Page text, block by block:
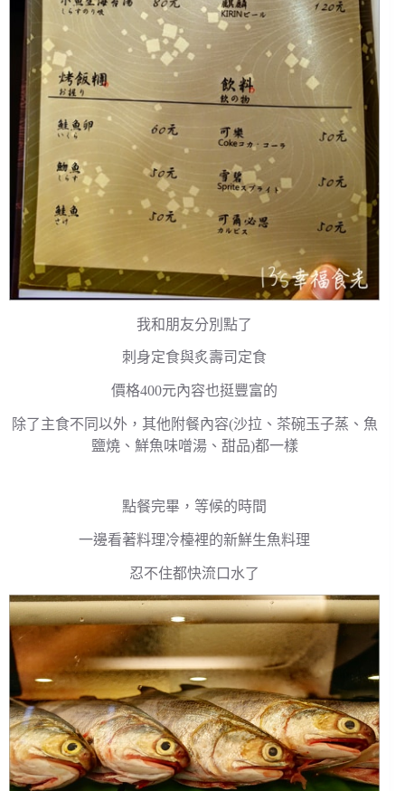
我和朋友分別點了
刺身定食與炙壽司定食
價格400元內容也挺豐富的
除了主食不同以外，其他附餐內容(沙拉、茶碗玉子蒸、魚
鹽燒、鮮魚味噌湯、甜品)都一樣
點餐完畢，等候的時間
一邊看著料理冷檯裡的新鮮生魚料理
忍不住都快流口水了